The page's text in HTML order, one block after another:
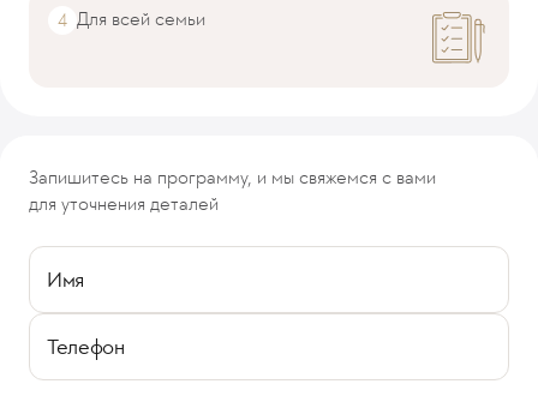
Для всей семьи
Запишитесь на программу, и мы свяжемся с вами
для уточнения деталей
Имя
Телефон